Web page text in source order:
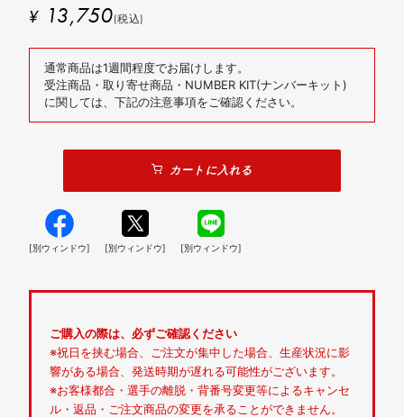
¥ 13,750(税込)
通常商品は1週間程度でお届けします。
受注商品・取り寄せ商品・NUMBER KIT(ナンバーキット)
に関しては、下記の注意事項をご確認ください。
カートに入れる
[別ウィンドウ] [別ウィンドウ] [別ウィンドウ]
ご購入の際は、必ずご確認ください
※祝日を挟む場合、ご注文が集中した場合、生産状況に影
響がある場合、発送時期が遅れる可能性がございます。
※お客様都合・選手の離脱・背番号変更等によるキャンセ
ル・返品・ご注文商品の変更を承ることができません。